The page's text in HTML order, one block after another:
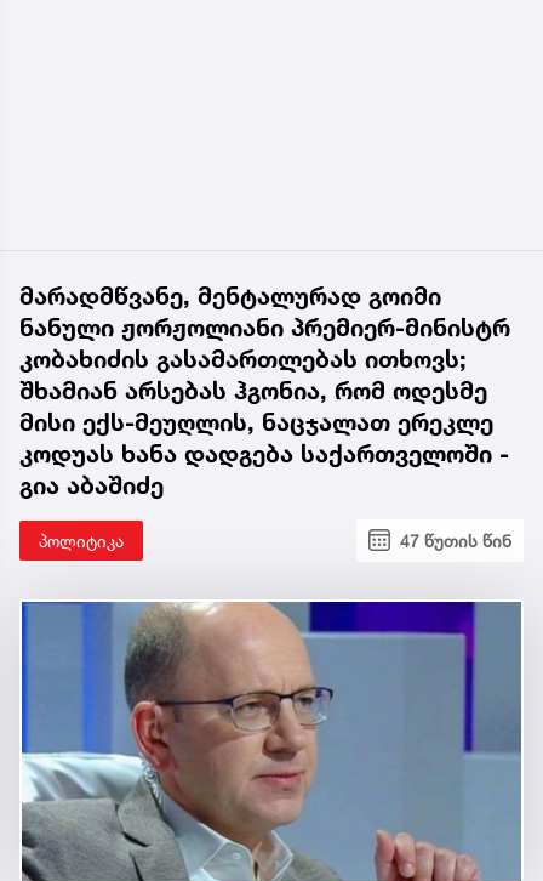
მარადმწვანე, მენტალურად გოიმი
ნანული ჟორჟოლიანი პრემიერ-მინისტრ
კობახიძის გასამართლებას ითხოვს;
შხამიან არსებას ჰგონია, რომ ოდესმე
მისი ექს-მეუღლის, ნაცჯალათ ერეკლე
კოდუას ხანა დადგება საქართველოში -
გია აბაშიძე
პოლიტიკა 47 წუთის წინ